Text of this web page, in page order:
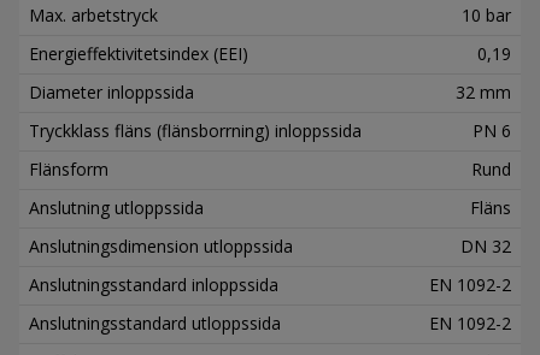
Max. arbetstryck
10 bar
Energieffektivitetsindex (EEI)
0,19
Diameter inloppssida
32 mm
Tryckklass fläns (flänsborrning) inloppssida
PN 6
Flänsform
Rund
Anslutning utloppssida
Fläns
Anslutningsdimension utloppssida
DN 32
Anslutningsstandard inloppssida
EN 1092-2
Anslutningsstandard utloppssida
EN 1092-2